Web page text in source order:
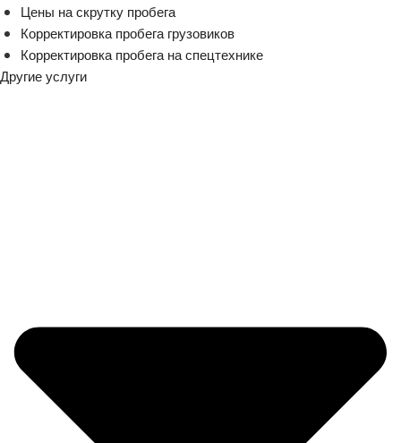
Цены на скрутку пробега
Корректировка пробега грузовиков
Корректировка пробега на спецтехнике
Другие услуги